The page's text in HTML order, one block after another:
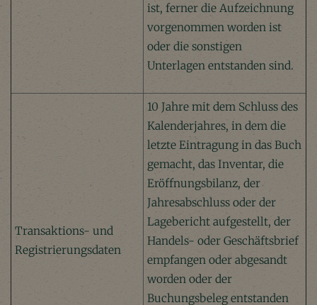
ist, ferner die Aufzeichnung
vorgenommen worden ist
oder die sonstigen
Unterlagen entstanden sind.
Transaktions- und
Registrierungsdaten
10 Jahre mit dem Schluss des
Kalenderjahres, in dem die
letzte Eintragung in das Buch
gemacht, das Inventar, die
Eröffnungsbilanz, der
Jahresabschluss oder der
Lagebericht aufgestellt, der
Handels- oder Geschäftsbrief
empfangen oder abgesandt
worden oder der
Buchungsbeleg entstanden